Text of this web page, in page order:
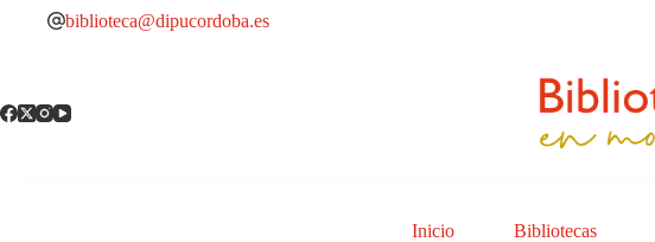
biblioteca@dipucordoba.es
Inicio Bibliotecas